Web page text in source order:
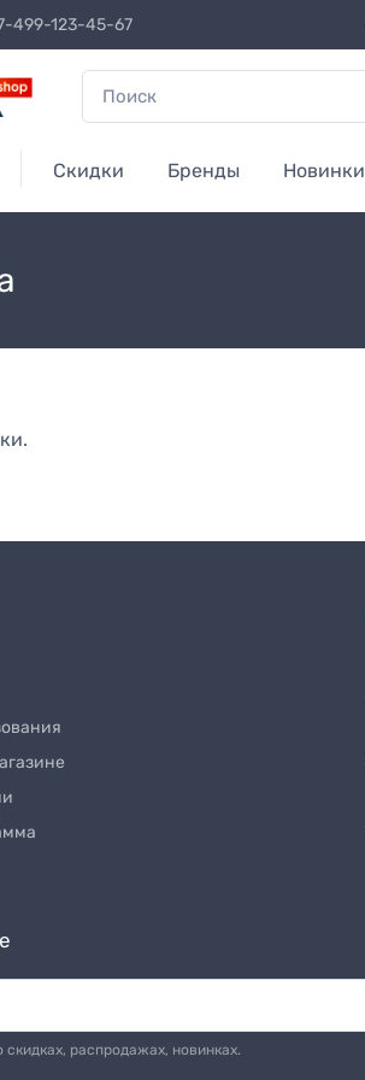
499-123-45-67
Скидки Бренды Новинки
распродажах, новинках.